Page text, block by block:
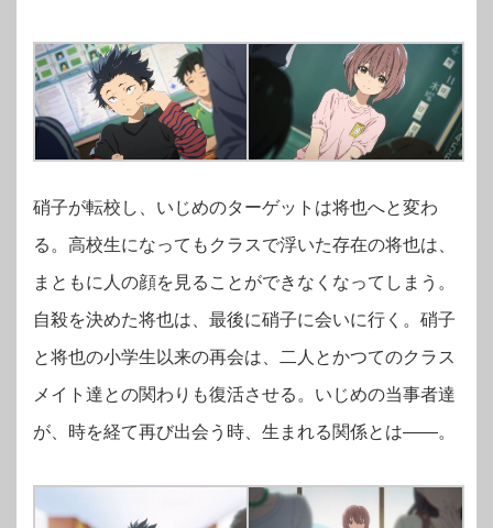
硝子が転校し、いじめのターゲットは将也へと変わ
る。高校生になってもクラスで浮いた存在の将也は、
まともに人の顔を見ることができなくなってしまう。
自殺を決めた将也は、最後に硝子に会いに行く。硝子
と将也の小学生以来の再会は、二人とかつてのクラス
メイト達との関わりも復活させる。いじめの当事者達
が、時を経て再び出会う時、生まれる関係とは――。